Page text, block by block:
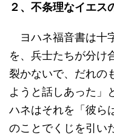
２、不条理なイエス
ヨハネ福音書は十
を、兵士たちが分け
裂かないで、だれの
ようと話しあった」
ハネはそれを「彼ら
のことでくじを引い